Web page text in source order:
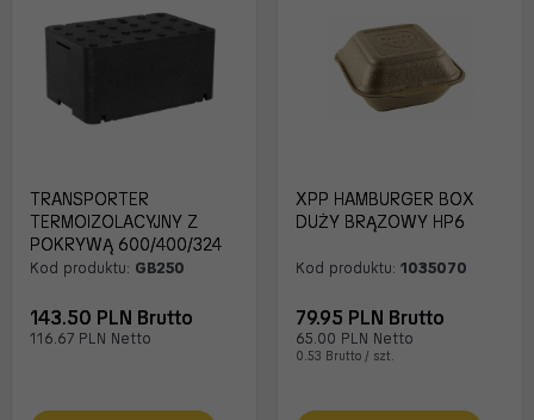
TRANSPORTER
TERMOIZOLACYJNY Z
POKRYWĄ 600/400/324
Kod produktu: GB250
143.50 PLN Brutto
116.67 PLN Netto
XPP HAMBURGER BOX
DUŻY BRĄZOWY HP6
Kod produktu: 1035070
79.95 PLN Brutto
65.00 PLN Netto
0.53 Brutto / szt.